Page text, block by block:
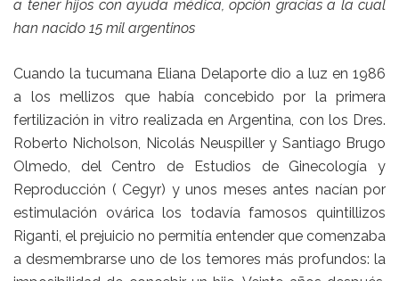
a tener hijos con ayuda médica, opción gracias a la cual
han nacido 15 mil argentinos
Cuando la tucumana Eliana Delaporte dio a luz en 1986
a los mellizos que había concebido por la primera
fertilización in vitro realizada en Argentina, con los Dres.
Roberto Nicholson, Nicolás Neuspiller y Santiago Brugo
Olmedo, del Centro de Estudios de Ginecología y
Reproducción ( Cegyr) y unos meses antes nacían por
estimulación ovárica los todavía famosos quintillizos
Riganti, el prejuicio no permitía entender que comenzaba
a desmembrarse uno de los temores más profundos: la